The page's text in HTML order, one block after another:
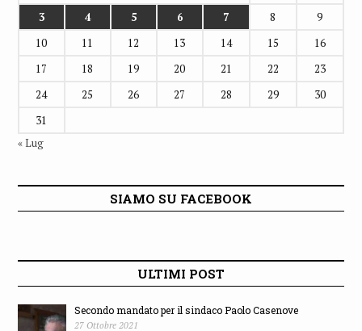
3
4 5 6 7 8
9
10
11 12 13 14 15
16
17
18 19 20 21 22
23
24
25 26 27 28 29
30
31
« Lug
SIAMO SU FACEBOOK
ULTIMI POST
Secondo mandato per il sindaco Paolo Casenove
27 Ottobre 2021